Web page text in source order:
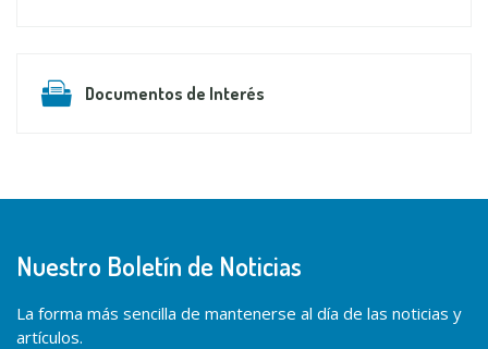
Documentos de Interés
Nuestro Boletín de Noticias
La forma más sencilla de mantenerse al día de las noticias y
artículos.